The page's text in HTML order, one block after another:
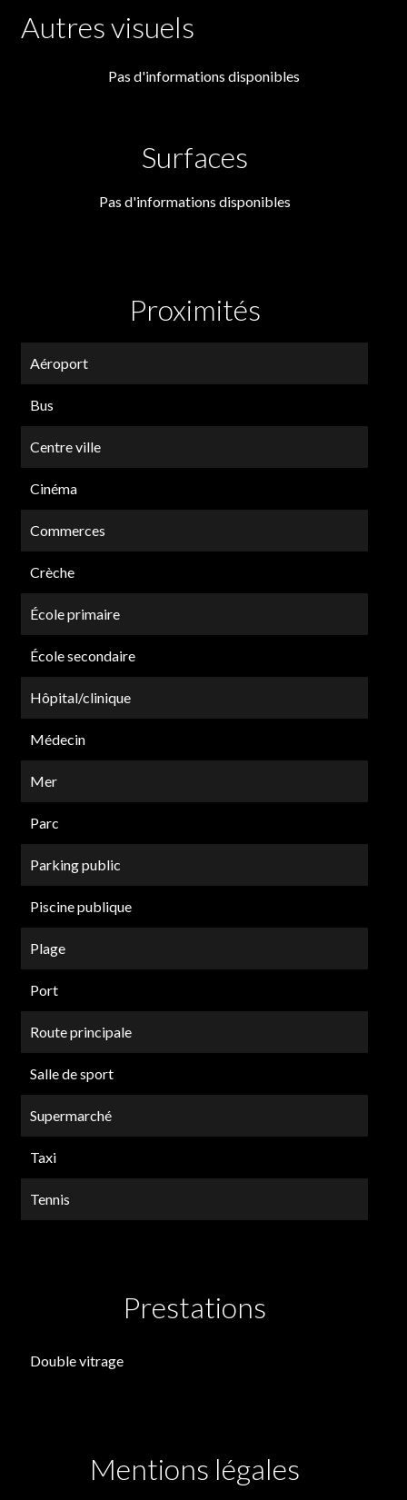
Autres visuels
Pas d'informations disponibles
Surfaces
Pas d'informations disponibles
Proximités
Aéroport
Bus
Centre ville
Cinéma
Commerces
Crèche
École primaire
École secondaire
Hôpital/clinique
Médecin
Mer
Parc
Parking public
Piscine publique
Plage
Port
Route principale
Salle de sport
Supermarché
Taxi
Tennis
Prestations
Double vitrage
Mentions légales